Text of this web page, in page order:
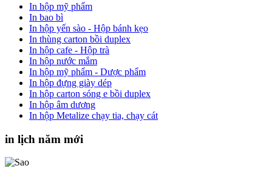
In hộp mỹ phẩm
In bao bì
In hộp yến sào - Hộp bánh kẹo
In thùng carton bồi duplex
In hộp cafe - Hộp trà
In hộp nước mắm
In hộp mỹ phẩm - Dược phẩm
In hộp đựng giày dép
In hộp carton sóng e bồi duplex
In hộp âm dương
In hộp Metalize chạy tia, chạy cát
in lịch năm mới